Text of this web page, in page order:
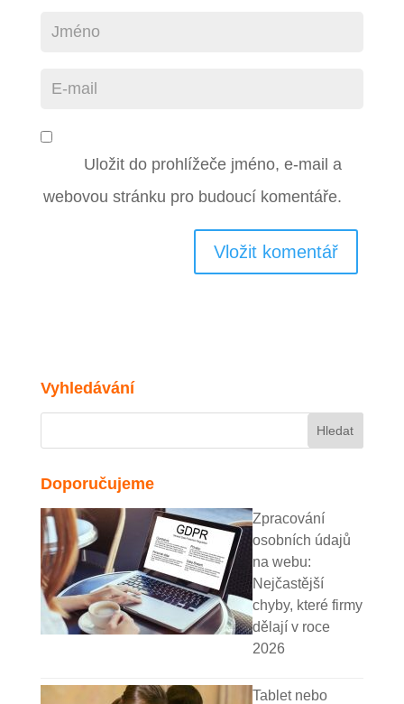
Uložit do prohlížeče jméno, e-mail a
webovou stránku pro budoucí komentáře.
Vyhledávání
Doporučujeme
Zpracování
osobních údajů
na webu:
Nejčastější
chyby, které firmy
dělají v roce
2026
Tablet nebo